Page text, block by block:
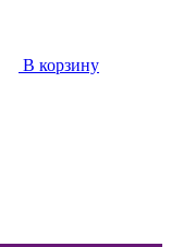
В корзину